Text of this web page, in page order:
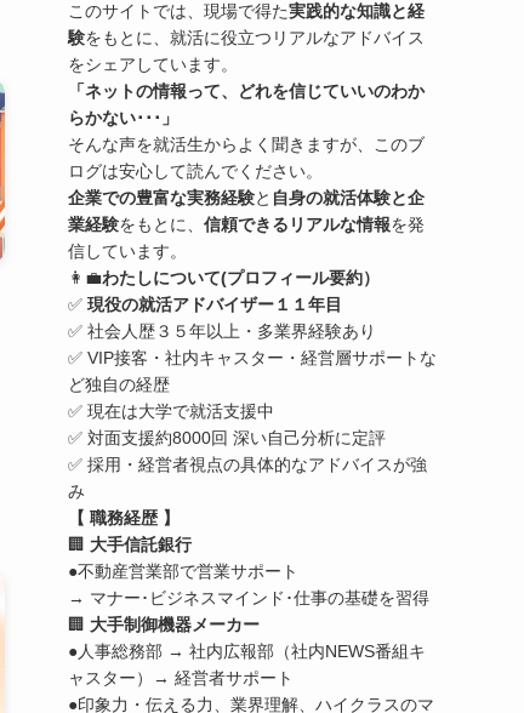
このサイトでは、現場で得た実践的な知識と経
験をもとに、就活に役立つリアルなアドバイス
をシェアしています。
「ネットの情報って、どれを信じていいのわか
らかない･･･」
そんな声を就活生からよく聞きますが、このブ
ログは安心して読んでください。
企業での豊富な実務経験と 自身の就活体験と企
業経験をもとに、 信頼できるリアルな情報を発
信しています。
👩‍💼わたしについて(プロフィール要約）
✅ 現役の就活アドバイザー１１年目
✅ 社会人歴３５年以上・多業界経験あり
✅ VIP接客・社内キャスター・経営層サポートな
ど独自の経歴
✅ 現在は大学で就活支援中
✅ 対面支援約8000回 深い自己分析に定評
✅ 採用・経営者視点の具体的なアドバイスが強
み
【 職務経歴 】
🏢 大手信託銀行
●不動産営業部で営業サポート
→ マナー･ビジネスマインド･仕事の基礎を習得
🏢 大手制御機器メーカー
●人事総務部 → 社内広報部（社内NEWS番組キ
ャスター）→ 経営者サポート
●印象力・伝える力、業界理解、ハイクラスのマ